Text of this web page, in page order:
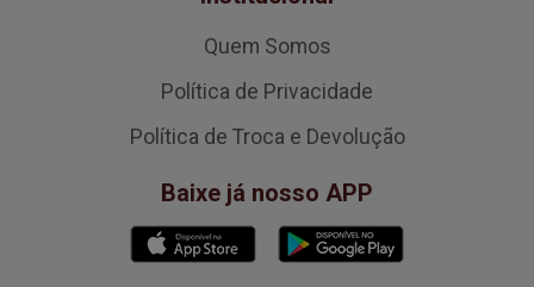
Quem Somos
Política de Privacidade
Política de Troca e Devolução
Baixe já nosso APP